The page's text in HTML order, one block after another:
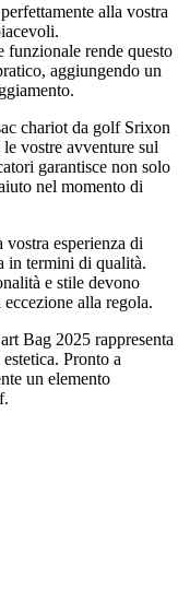
alla vostra
funzionale rende questo
aggiungendo un
chariot da golf Srixon
vostre avventure sul
garantisce non solo
nel momento di
esperienza di
in termini di qualità.
e stile devono
alla regola.
Bag 2025 rappresenta
Pronto a
un elemento